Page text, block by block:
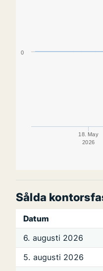
18. May
2026
0
Sålda
Datum
6. augusti 2026
5. augusti 2026